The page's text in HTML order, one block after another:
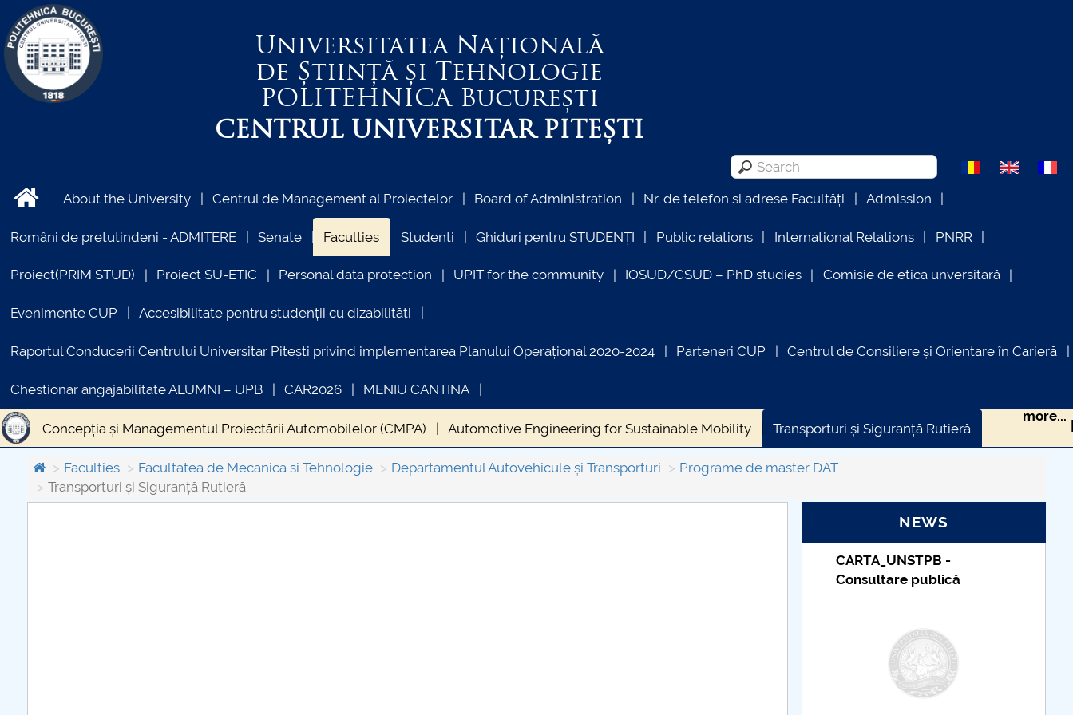
Universitatea Națională
de Știință și Tehnologie
POLITEHNICABucurești
CENTRUL UNIVERSITAR PITEȘTI
About the University Centrul de Management al Proiectelor Board of Administration Nr. de telefon si adrese Facultăți Admission
Români de pretutindeni - ADMITERE Senate Faculties Studenți Ghiduri pentru STUDENȚI Public relations International Relations PNRR
Proiect(PRIM STUD) Proiect SU-ETIC Personal data protection UPIT for the community IOSUD/CSUD – PhD studies Comisie de etica unversitară
Evenimente CUP Accesibilitate pentru studenții cu dizabilități
Raportul Conducerii Centrului Universitar Pitești privind implementarea Planului Operațional 2020-2024 Parteneri CUP Centrul de Consiliere și Orientare în Carieră
Chestionar angajabilitate ALUMNI – UPB CAR2026 MENIU CANTINA
Concepția și Managementul Proiectării Automobilelor (CMPA) Automotive Engineering for Sustainable Mobility Transporturi și Siguranță Rutieră
more...
Faculties Facultatea de Mecanica si Tehnologie Departamentul Autovehicule și Transporturi
Programe de master DAT
Transporturi și Siguranță Rutieră
NEWS
Taxe de școlarizare
indexate – Centrul